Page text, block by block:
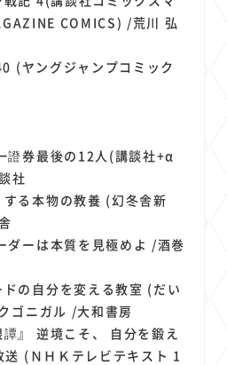
COMICS) /荒川 弘
(ヤングジャンプコミック
券最後の12人(講談社+α
社
る本物の教養 (幻冬舎新
ーは本質を見極めよ /酒巻
の自分を変える教室 (だい
ゴニガル /大和書房
』 逆境こそ、 自分を鍛え
(ＮＨＫテレビテキスト 1